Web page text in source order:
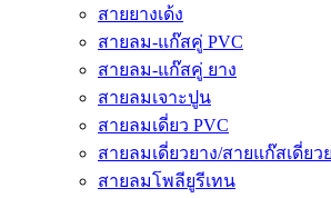
สายยางเด้ง
สายลม-แก๊สคู่ PVC
สายลม-แก๊สคู่ ยาง
สายลมเจาะปูน
สายลมเดี่ยว PVC
สายลมเดี่ยวยาง/สายแก๊สเดี่ยว
สายลมโพลียูรีเทน